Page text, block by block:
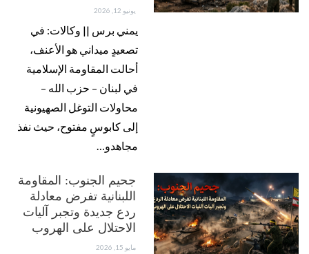
يونيو 12, 2026
يمني برس || وكالات: في
تصعيدٍ ميداني هو الأعنف،
أحالت المقاومة الإسلامية
في لبنان – حزب الله –
محاولات التوغل الصهيونية
إلى كابوسٍ مفتوح، حيث نفذ
مجاهدو…
جحيم الجنوب: المقاومة
اللبنانية تفرض معادلة
ردع جديدة وتجبر آليات
الاحتلال على الهروب
مايو 15, 2026